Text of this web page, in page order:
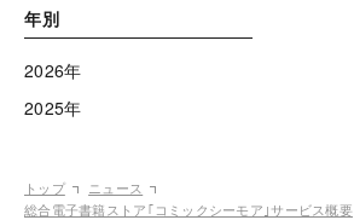
年別
2026年
2025年
トップ
ニュース
総合電子書籍ストア｢コミックシーモア｣サービス概要